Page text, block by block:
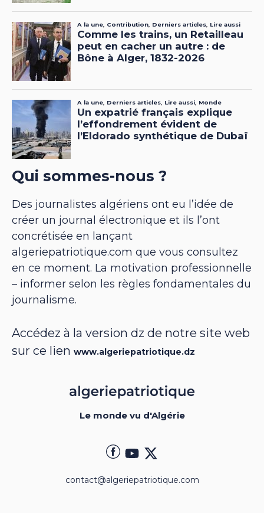
Qui sommes-nous ?
Des journalistes algériens ont eu l’idée de
créer un journal électronique et ils l’ont
concrétisée en lançant
algeriepatriotique.com que vous consultez
en ce moment. La motivation professionnelle
– informer selon les règles fondamentales du
journalisme.
Accédez à la version dz de notre site web
sur ce lien www.algeriepatriotique.dz
Le monde vu d'Algérie
contact@algeriepatriotique.com